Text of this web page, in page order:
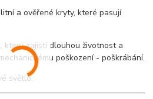
a ověřené kryty, které pasují
který zajistí dlouhou životnost a
poškození - poškrábání.
světlo.